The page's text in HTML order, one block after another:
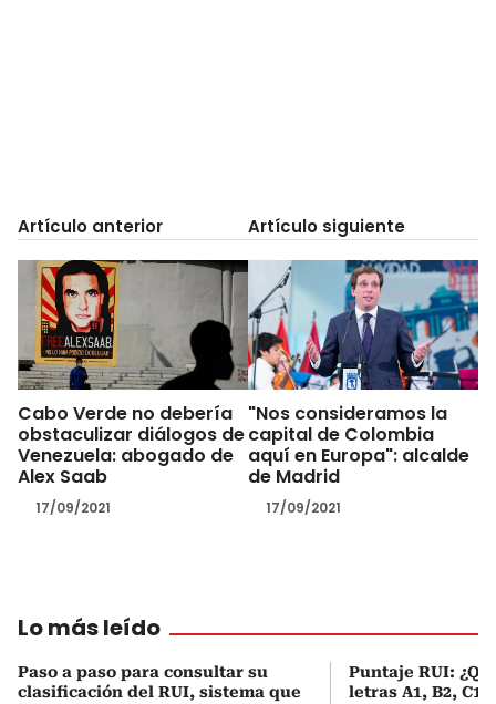
Artículo anterior
Cabo Verde no debería
obstaculizar diálogos de
Venezuela: abogado de
Alex Saab
17/09/2021
Artículo siguiente
"Nos consideramos la
capital de Colombia
aquí en Europa": alcalde
de Madrid
17/09/2021
Lo más leído
Paso a paso para consultar su
clasificación del RUI, sistema que
Puntaje RUI:
letras A1, B2, C1